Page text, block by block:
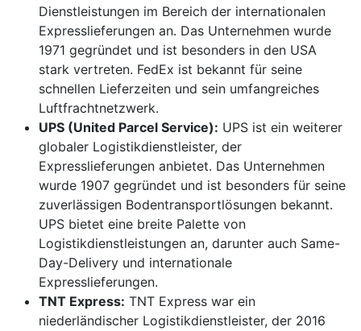
Dienstleistungen im Bereich der internationalen
Expresslieferungen an. Das Unternehmen wurde
1971 gegründet und ist besonders in den USA
stark vertreten. FedEx ist bekannt für seine
schnellen Lieferzeiten und sein umfangreiches
Luftfrachtnetzwerk.
UPS (United Parcel Service): UPS ist ein weiterer
globaler Logistikdienstleister, der
Expresslieferungen anbietet. Das Unternehmen
wurde 1907 gegründet und ist besonders für seine
zuverlässigen Bodentransportlösungen bekannt.
UPS bietet eine breite Palette von
Logistikdienstleistungen an, darunter auch Same-
Day-Delivery und internationale
Expresslieferungen.
TNT Express: TNT Express war ein
niederländischer Logistikdienstleister, der 2016